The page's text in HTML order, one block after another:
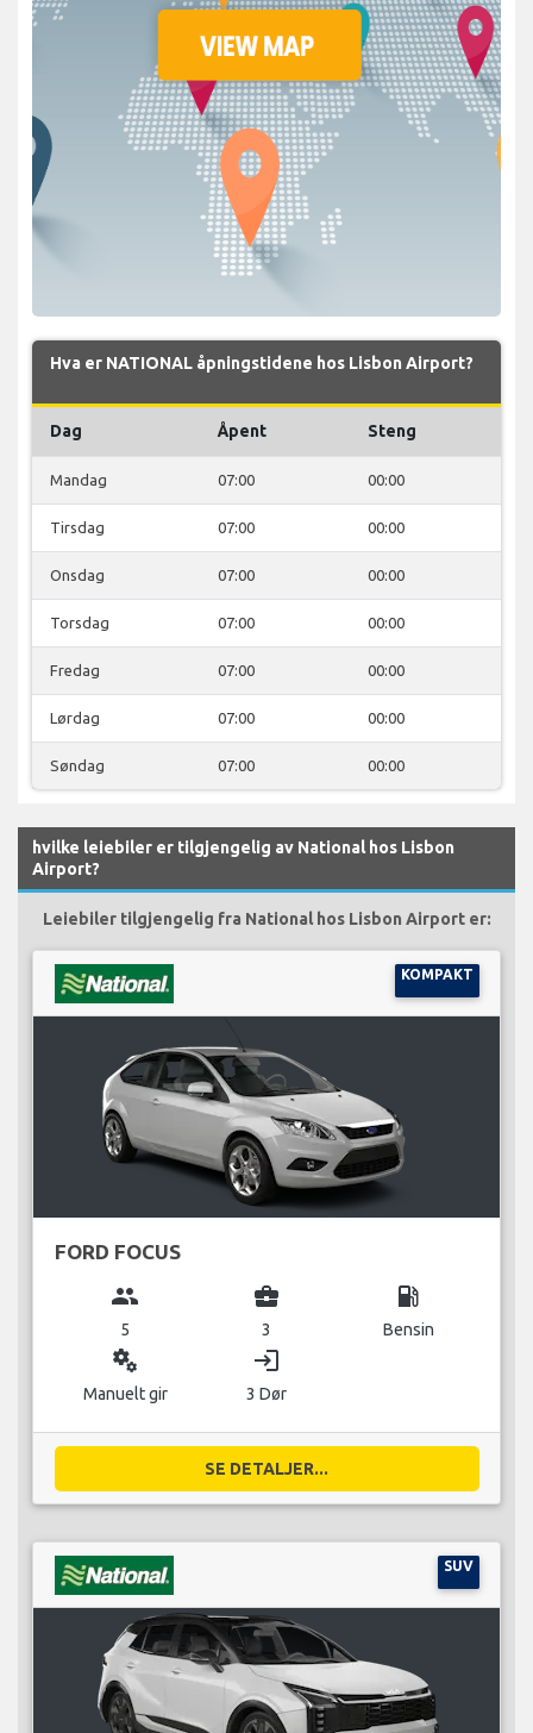
Hva er NATIONAL åpningstidene hos Lisbon Airport?
Dag Åpent Steng
Mandag 07:00 00:00
Tirsdag 07:00 00:00
Onsdag 07:00 00:00
Torsdag 07:00 00:00
Fredag 07:00 00:00
Lørdag 07:00 00:00
Søndag 07:00 00:00
hvilke leiebiler er tilgjengelig av National hos Lisbon
Airport?
Leiebiler tilgjengelig fra National hos Lisbon Airport er:
KOMPAKT
FORD FOCUS
group
5
business_center
3
local_gas_station
Bensin
miscellaneous_services
Manuelt gir
login
3 Dør
SE DETALJER...
SUV